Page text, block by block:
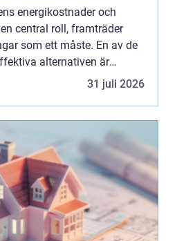
energikostnader och
central roll, framträder
som ett måste. En av de
alternativen är
31 juli 2026